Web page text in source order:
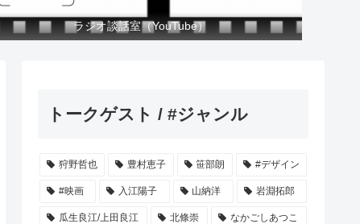
ラジオ談話室（YouTube）
トークゲスト / #ジャンル
狩野哲也 豊村恵子 笹部朗 #デザイン
#映画 入江陽子 山納洋 岩淵拓郎
瓜生良江/上田良江 北條崇 なかごしあつこ